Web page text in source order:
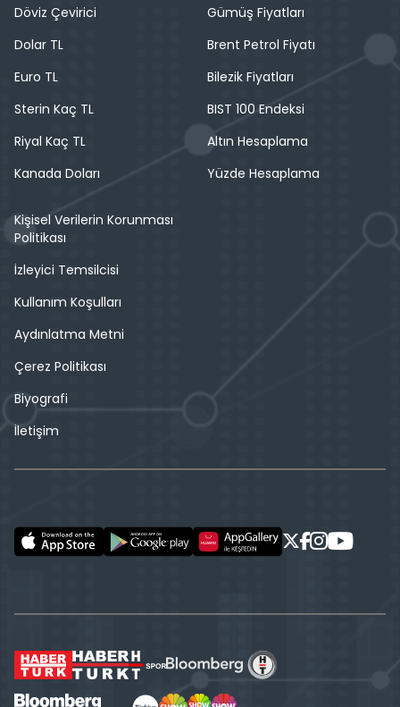
Döviz Çevirici
Dolar TL
Euro TL
Sterin Kaç TL
Riyal Kaç TL
Kanada Doları
Gümüş Fiyatları
Brent Petrol Fiyatı
Bilezik Fiyatları
BIST 100 Endeksi
Altın Hesaplama
Yüzde Hesaplama
Kişisel Verilerin Korunması
Politikası
İzleyici Temsilcisi
Kullanım Koşulları
Aydınlatma Metni
Çerez Politikası
Biyografi
İletişim